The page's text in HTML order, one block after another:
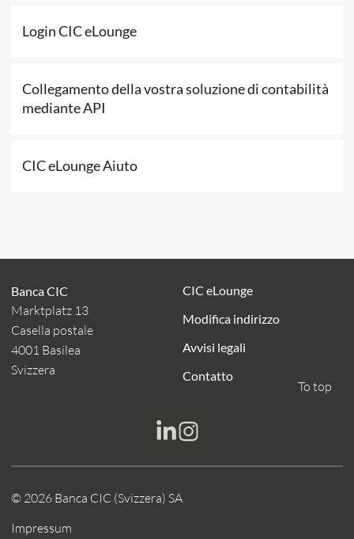
Login CIC eLounge
Collegamento della vostra soluzione di contabilità
mediante API
CIC eLounge Aiuto
Banca CIC
Marktplatz 13
Casella postale
4001 Basilea
Svizzera
CIC eLounge
Modifica indirizzo
Avvisi legali
Contatto
© 2026 Banca CIC (Svizzera) SA
Impressum
To top